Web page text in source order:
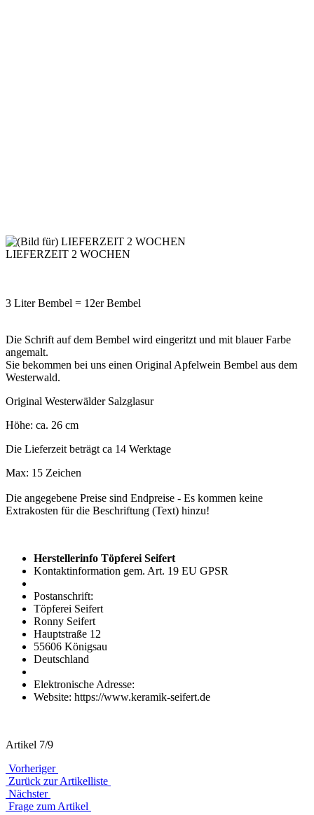
LIEFERZEIT 2 WOCHEN
3 Liter Bembel = 12er Bembel
Die Schrift auf dem Bembel wird eingeritzt und mit blauer Farbe
angemalt.
Sie bekommen bei uns einen Original Apfelwein Bembel aus dem
Westerwald.
Original Westerwälder Salzglasur
Höhe: ca. 26 cm
Die Lieferzeit beträgt ca 14 Werktage
Max: 15 Zeichen
Die angegebene Preise sind Endpreise - Es kommen keine
Extrakosten für die Beschriftung (Text) hinzu!
Herstellerinfo Töpferei Seifert
Kontaktinformation gem. Art. 19 EU GPSR
Postanschrift:
Töpferei Seifert
Ronny Seifert
Hauptstraße 12
55606 Königsau
Deutschland
Elektronische Adresse:
Website: https://www.keramik-seifert.de
Artikel 7/9
Vorheriger
Zurück zur Artikelliste
Nächster
Frage zum Artikel